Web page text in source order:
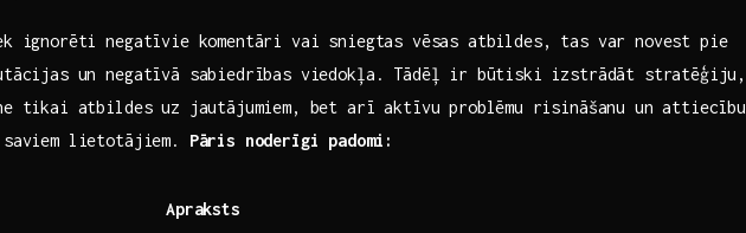
ignorēti negatīvie komentāri vai ‍sniegtas vēsas atbildes, tas var novest ‍pie
un negatīvā sabiedrības viedokļa. Tādēļ ir būtiski izstrādāt stratēģiju,
​tikai atbildes uz jautājumiem, bet arī aktīvu ‍problēmu⁤ risināšanu un attiecību
‌saviem lietotājiem. Pāris noderīgi padomi:
Apraksts